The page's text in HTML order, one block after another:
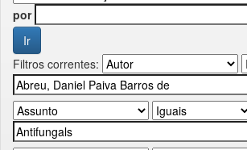
por
Filtros correntes: